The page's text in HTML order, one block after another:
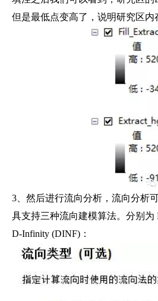
但是最低点变高了，说明研究区内
3、然后进行流向分析，流向分析
具支持三种流向建模算法。分别为
D-Infinity (DINF)：